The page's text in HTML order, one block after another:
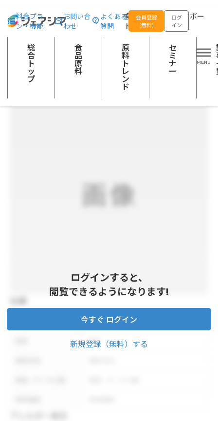
食品の企画開発をサポー
トする
料金プラ
ン・機能
お問い合
わせ
よくある
質問
会員登録
(無料)
ログ
イン
総
合
ト
ッ
プ
食
品
原
料
原
料
ト
レ
ン
ド
セ
ミ
ナ
ー
総合トップ 食品原料 紅芋パウダー
麦類 粉類 野菜加工品 めん・パン類 穀類加工品
菓子類
ログインすると、
閲覧できるようになります!
今すぐ ログイン
新規登録（無料）する
内容量
形状